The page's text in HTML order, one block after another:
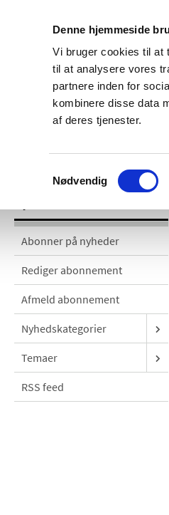
Denne hjemmeside
Vi bruger cookies til at
til at analysere vores
partnere inden for
kombinere disse data
af deres tjenester.
Samtykkevalg
Nødvendig
Godkendelse og
Abonner på nyheder
Rediger abonnement
Afmeld abonnement
Nyhedskategorier
Temaer
RSS feed